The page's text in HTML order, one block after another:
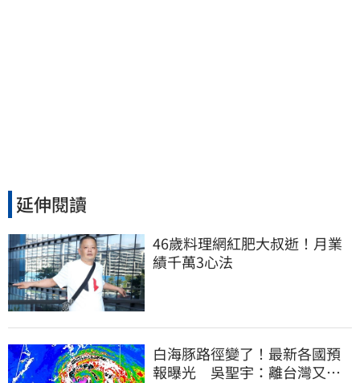
延伸閱讀
46歲料理網紅肥大叔逝！月業
績千萬3心法
白海豚路徑變了！最新各國預
報曝光 吳聖宇：離台灣又更